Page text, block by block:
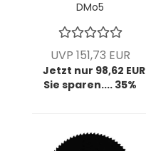
DMo5
250x2,0x32 mm,
z100, HZ T8, VPE = 1
Stück
UVP 151,73 EUR
Jetzt nur 98,62 EUR
Sie sparen.... 35%